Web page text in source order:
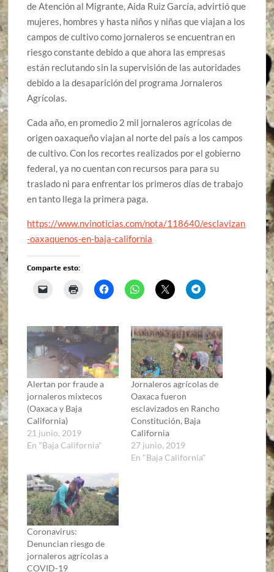
de Atención al Migrante, Aida Ruiz García, advirtió que
mujeres, hombres y hasta niños y niñas que viajan a los
campos de cultivo como jornaleros se encuentran en
riesgo constante debido a que ahora las empresas
están reclutando sin la supervisión de las autoridades
debido a la desaparición del programa Jornaleros
Agrícolas.
Cada año, en promedio 2 mil jornaleros agrícolas de
origen oaxaqueño viajan al norte del país a los campos
de cultivo. Con los recortes realizados por el gobierno
federal, ya no cuentan con recursos para para su
traslado ni para enfrentar los primeros días de trabajo
en tanto llega la primera paga.
https://www.nvinoticias.com/nota/118640/esclavizan
-oaxaquenos-en-baja-california
Comparte esto:
Alertan por fraude a
jornaleros mixtecos
(Oaxaca y Baja
California)
21 junio, 2019
En "Baja California"
Jornaleros agrícolas de
Oaxaca fueron
esclavizados en Rancho
Constitución, Baja
California
27 junio, 2019
En "Baja California"
Coronavirus:
Denuncian riesgo de
jornaleros agrícolas a
COVID-19